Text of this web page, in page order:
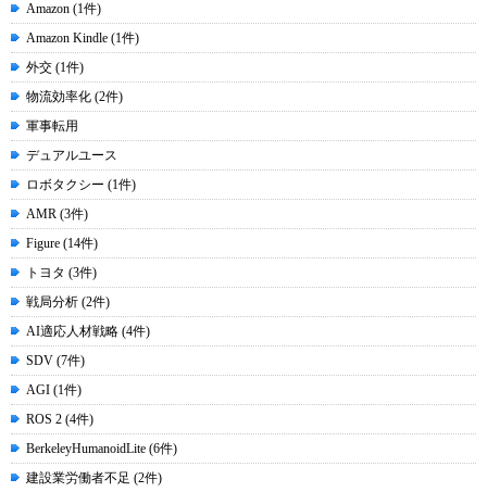
Amazon (1件)
Amazon Kindle (1件)
外交 (1件)
物流効率化 (2件)
軍事転用
デュアルユース
ロボタクシー (1件)
AMR (3件)
Figure (14件)
トヨタ (3件)
戦局分析 (2件)
AI適応人材戦略 (4件)
SDV (7件)
AGI (1件)
ROS 2 (4件)
BerkeleyHumanoidLite (6件)
建設業労働者不足 (2件)